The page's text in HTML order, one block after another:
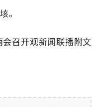
。
召开观新闻联播附文